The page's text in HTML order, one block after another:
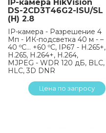
IP-камера HikVision
DS-2CD3T46G2-ISU/SL
(H) 2.8
IP-камера - Разрешение 4
Мп - ИК-подсветка 40 м - –
40 ºC… +60 ºC, IP67 - H.265+,
H.265, H.264+, H.264,
MJPEG - WDR 120 дБ, BLC,
HLC, 3D DNR
Цена по запросу